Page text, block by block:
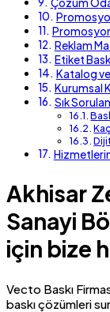
Çözüm
Promosyon
Reklam
Etiket
Katalog ve
Kurumsal
Sık
Akhisar
Sanayi
için bize
Vecto Baskı
baskı çözümleri